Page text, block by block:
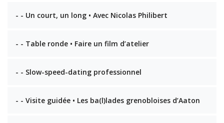
- - Un court, un long • Avec Nicolas Philibert
- - Table ronde • Faire un film d’atelier
- - Slow-speed-dating professionnel
- - Visite guidée • Les ba(l)lades grenobloises d’Aaton